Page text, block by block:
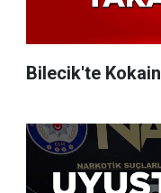
Bilecik'te